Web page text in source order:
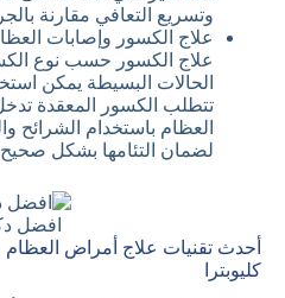
وتسريع التعافي مقارنة
علاج الكسور وإصابات
علاج الكسور حسب نوع
الحالات البسيطة يمكن
تتطلب الكسور المعقدة
العظام باستخدام الشرائح
لضمان التئامها بشكل
افضل
أحدث تقنيات علاج أمراض
كليوبترا